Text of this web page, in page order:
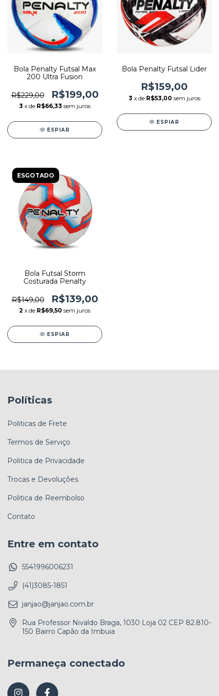
Bola Penalty Futsal Max
200 Ultra Fusion
R$229,00 R$199,00
3 x de R$66,33 sem juros
ESPIAR
Bola Penalty Futsal Lider
R$159,00
3 x de R$53,00 sem juros
ESPIAR
ESGOTADO
Bola Futsal Storm
Costurada Penalty
R$149,00 R$139,00
2 x de R$69,50 sem juros
ESPIAR
Políticas
Politicas de Frete
Termos de Serviço
Politica de Privacidade
Trocas e Devoluções
Politica de Reembolso
Contato
Entre em contato
5541996006231
(41)3085-1851
janjao@janjao.com.br
Rua Professor Nivaldo Braga, 1030 Loja 02 CEP 82.810-
150 Bairro Capão da Imbuia
Permaneça conectado